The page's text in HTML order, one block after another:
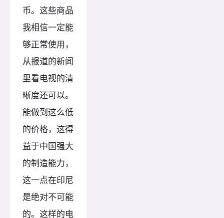
币。这些商品
我相信一定能
够正常使用，
从报道的新闻
里看电视的清
晰度还可以。
能做到这么低
的价格，这得
益于中国强大
的制造能力，
这一点在印尼
是绝对不可能
的。这样的电